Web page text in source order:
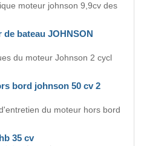
moteur johnson 9,9cv des
bateau JOHNSON
du moteur Johnson 2 cycl
bord johnson 50 cv 2
du moteur hors bord
35 cv